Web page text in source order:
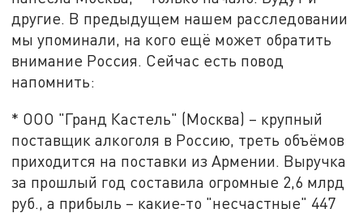
другие. В предыдущем нашем расследовании
мы упоминали, на кого ещё может обратить
внимание Россия. Сейчас есть повод
напомнить:
* ООО "Гранд Кастель" (Москва) – крупный
поставщик алкоголя в Россию, треть объёмов
приходится на поставки из Армении. Выручка
за прошлый год составила огромные 2,6 млрд
руб., а прибыль – какие-то "несчастные" 447